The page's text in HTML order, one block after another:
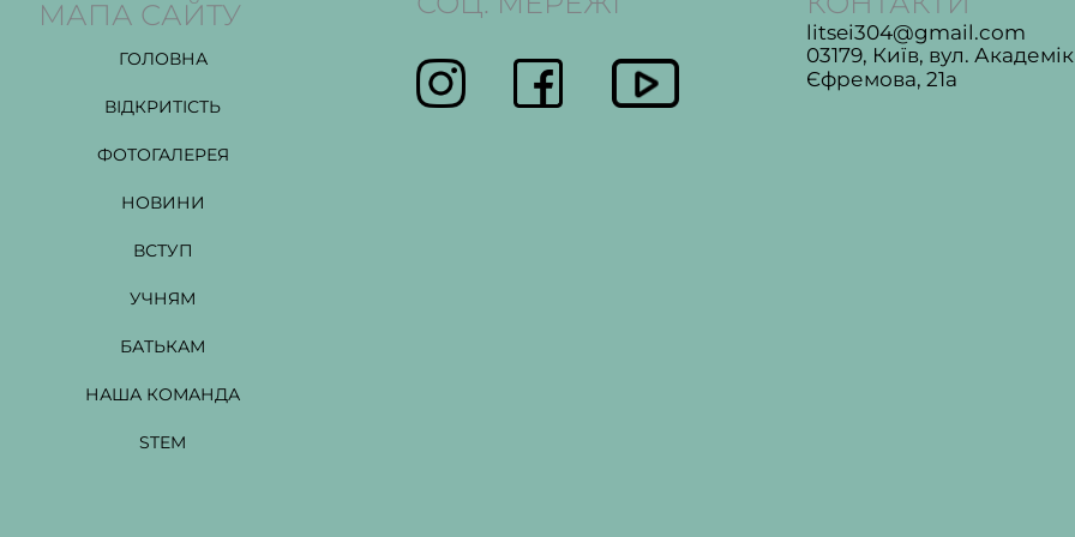
МАПА САЙТУ
ГОЛОВНА
ВІДКРИТІСТЬ
ФОТОГАЛЕРЕЯ
НОВИНИ
ВСТУП
УЧНЯМ
БАТЬКАМ
НАША КОМАНДА
STEM
litsei304@gmail.com
03179, Київ, вул.
Єфремова, 21а